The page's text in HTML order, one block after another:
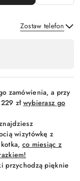
Zostaw telefon
zamówienia, a przy
zł wybierasz go
wizytówkę z
co miesiąc z
przychodzą pięknie